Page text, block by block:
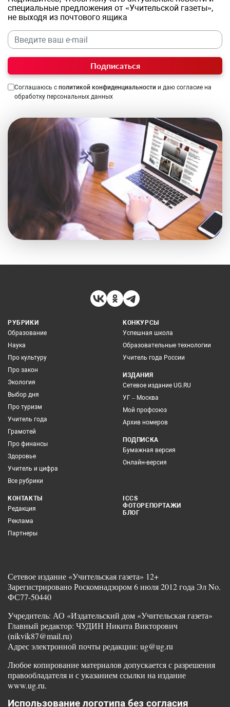
специальные предложения от «Учительской газеты»,
не выходя из почтового ящика
Подписаться
Соглашаюсь с политикой конфиденциальности и даю согласие на
обработку персональных данных
РУБРИКИ
Образование
Наука
Про культуру
Про закон
Экология
Выбор дня
Про туризм
Учитель года
Грамотей
Про финансы
Здоровье
Учитель и цифра
Все рубрики
КОНКУРСЫ
Успешная школа
Образовательные технологии
Учитель года России
ИЗДАНИЯ
Сетевое издание UG.RU
УГ – Москва
Мой профсоюз
Архив номеров
ПОДПИСКА
Бумажная версия
Онлайн-версия
КОНТАКТЫ
Редакция
Реклама
Партнеры
ICCS
ФОТОРЕПОРТАЖИ
БЛОГ
Сетевое издание «Учительская газета» 12+
Зарегистрировано Роскомнадзором 6 июля 2012 года Эл No.
ФС77-50440
Учредитель: АО «Издательский дом «Учительская газета»
Главный редактор: ЧУДИН Никита Викторович
(nikvik87@mail.ru)
Адрес электронной почты редакции: ug@ug.ru
Любое копирование материалов допускается с разрешения
правообладателя и с указанием ссылки на издание
www.ug.ru.
Использование логотипа без согласия